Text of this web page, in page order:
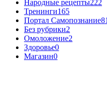
Народные рецепты222
Тренинги165
Портал Самопознание81
Без рубрики2
Омоложение2
Здоровье0
Магазин0